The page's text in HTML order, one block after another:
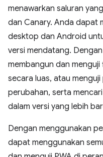
menawarkan saluran
dan Canary. Anda dapat
desktop dan Android
versi mendatang.
membangun dan
secara luas, atau
perubahan, serta
dalam versi yang lebih
Dengan menggunakan
dapat menggunakan